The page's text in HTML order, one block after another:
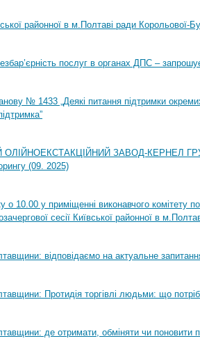
районної в м.Полтаві ради Корольової-
послуг в органах ДПС –
№ 1433 „Деякі питання підтримки
ЗАВОД-КЕРНЕЛ
(09. 2025)
о 10.00 у приміщенні виконавчого комітету
сесії Київської районної в
відповідаємо на актуальне
Протидія торгівлі людьми: що
де отримати, обміняти чи поновити